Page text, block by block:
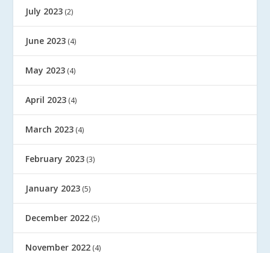
July 2023 (2)
June 2023 (4)
May 2023 (4)
April 2023 (4)
March 2023 (4)
February 2023 (3)
January 2023 (5)
December 2022 (5)
November 2022 (4)